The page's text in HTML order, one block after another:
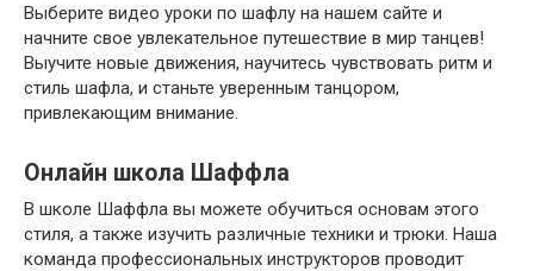
Выберите видео уроки по шафлу на нашем сайте и
начните свое увлекательное путешествие в мир танцев!
Выучите новые движения, научитесь чувствовать ритм и
стиль шафла, и станьте уверенным танцором,
привлекающим внимание.
Онлайн школа Шаффла
В школе Шаффла вы можете обучиться основам этого
стиля, а также изучить различные техники и трюки. Наша
команда профессиональных инструкторов проводит